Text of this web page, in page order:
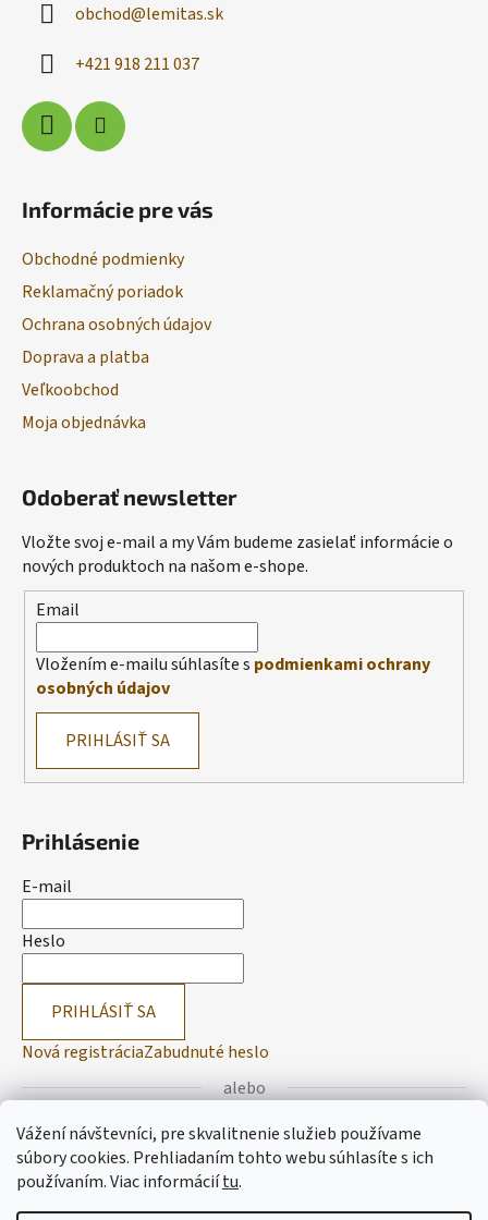
Vážení návštevníci, pre skvalitnenie služieb používame
súbory cookies. Prehliadaním tohto webu súhlasíte s ich
používaním.Viac informáciítu.
obchod@lemitas.sk
+421 918 211 037
Informácie pre vás
Obchodné podmienky
Reklamačný poriadok
Ochrana osobných údajov
Doprava a platba
Veľkoobchod
Moja objednávka
Odoberať newsletter
Vložte svoj e-mail a my Vám budeme zasielať informácie o
nových produktoch na našom e-shope.
Email
Vložením e-mailu súhlasíte s podmienkami ochrany
osobných údajov
PRIHLÁSIŤ SA
Prihlásenie
E-mail
Heslo
PRIHLÁSIŤ SA
Nová registráciaZabudnuté heslo
alebo
Prihlásiť sa cez Facebook
Prihlásiť sa cez Google